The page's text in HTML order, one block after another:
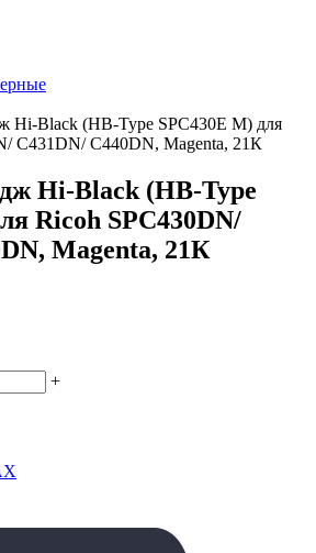
Hi-Black (HB-Type SPC430E M) для
C431DN/ C440DN, Magenta, 21К
Hi-Black (HB-Type
Ricoh SPC430DN/
Magenta, 21К
+